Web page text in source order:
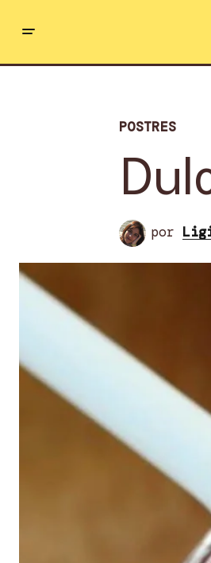
POSTRES
por